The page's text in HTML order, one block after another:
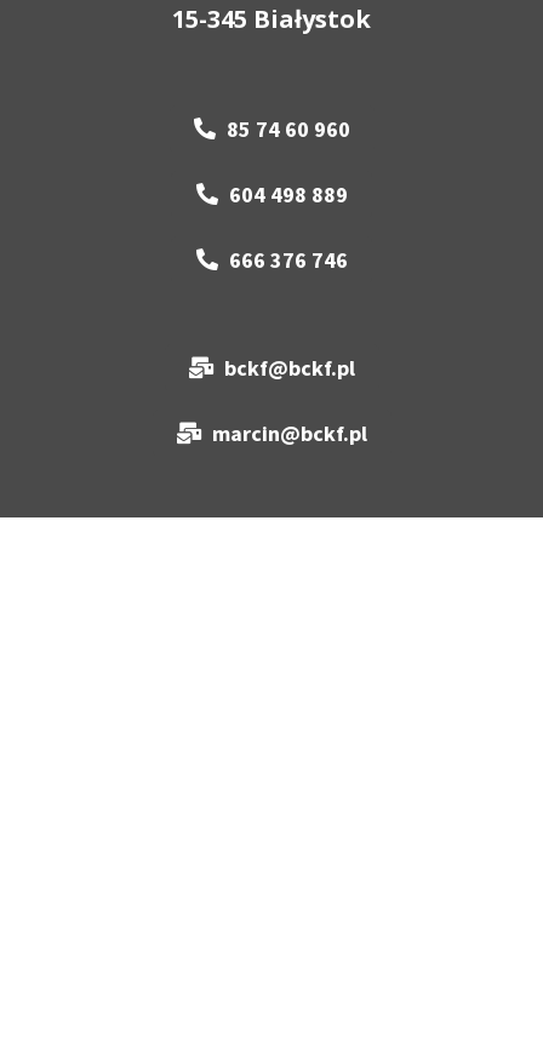
15-345 Białystok
85 74 60 960
604 498 889
666 376 746
bckf@bckf.pl
marcin@bckf.pl